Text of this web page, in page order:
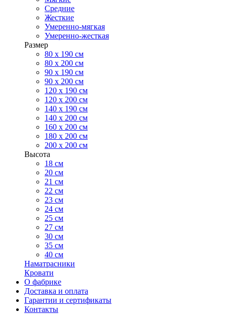
Средние
Жесткие
Умеренно-мягкая
Умеренно-жесткая
Размер
80 х 190 см
80 х 200 см
90 х 190 см
90 х 200 см
120 х 190 см
120 х 200 см
140 х 190 см
140 х 200 см
160 х 200 см
180 х 200 см
200 х 200 см
Высота
18 см
20 см
21 см
22 см
23 см
24 см
25 см
27 см
30 см
35 см
40 см
Наматрасники
Кровати
О фабрике
Доставка и оплата
Гарантии и сертификаты
Контакты